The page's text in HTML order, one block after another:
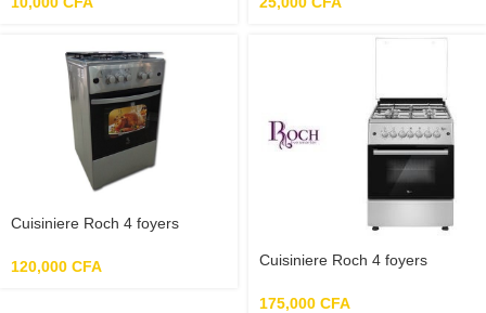
Cuisiniere Roch 4 foyers
120,000 CFA
Cuisiniere Roch 4 foyers
175,000 CFA